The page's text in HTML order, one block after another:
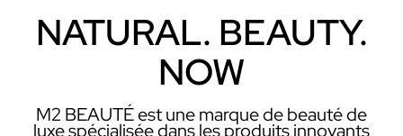
NATURAL. BEAUTY.
NOW
M2 BEAUTÉ est une marque de beauté de
luxe spécialisée dans les produits innovants